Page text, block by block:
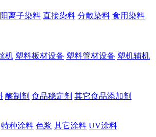
阳离子染料 直接染料 分散染料 食用染料
机 塑料板材设备 塑料管材设备 塑机辅机
酶制剂 食品稳定剂 其它食品添加剂
特种涂料 色浆 其它涂料 UV涂料